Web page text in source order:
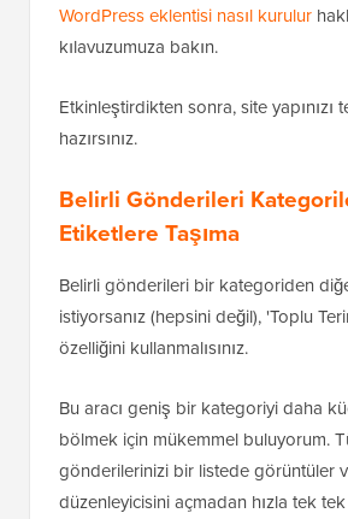
WordPress eklentisi nasıl kurulur
kılavuzumuza bakın.
Etkinleştirdikten sonra, site yapınızı
hazırsınız.
Belirli Gönderileri
Etiketlere Taşıma
Belirli gönderileri bir kategoriden
istiyorsanız (hepsini değil), 'Toplu
özelliğini kullanmalısınız.
Bu aracı geniş bir kategoriyi daha
bölmek için mükemmel buluyorum.
gönderilerinizi bir listede görüntüler
düzenleyicisini açmadan hızla tek